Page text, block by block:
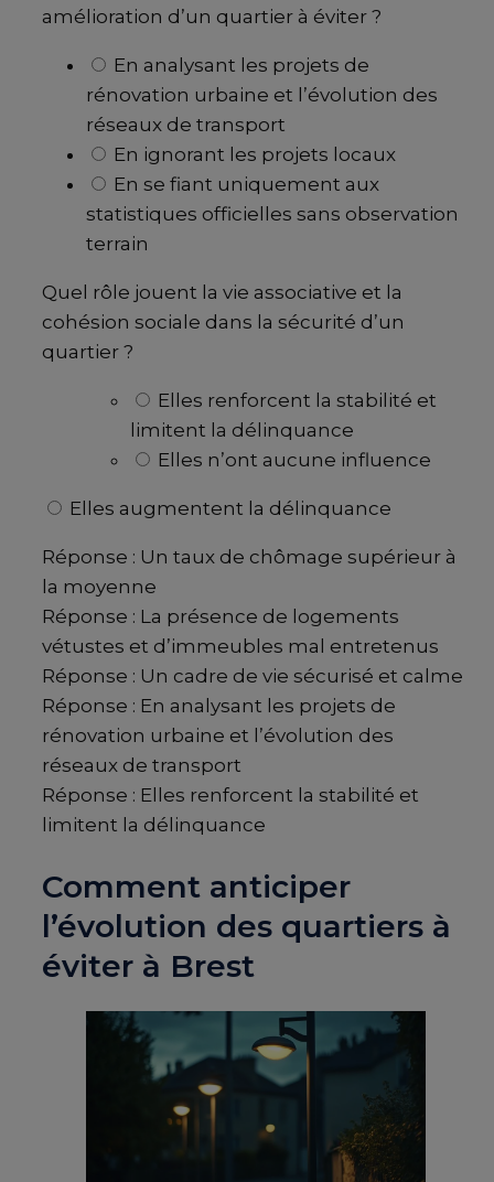
amélioration d’un quartier à éviter ?
En analysant les projets de
rénovation urbaine et l’évolution des
réseaux de transport
En ignorant les projets locaux
En se fiant uniquement aux
statistiques officielles sans observation
terrain
Quel rôle jouent la vie associative et la
cohésion sociale dans la sécurité d’un
quartier ?
Elles renforcent la stabilité et
limitent la délinquance
Elles n’ont aucune influence
Elles augmentent la délinquance
Réponse : Un taux de chômage supérieur à
la moyenne
Réponse : La présence de logements
vétustes et d’immeubles mal entretenus
Réponse : Un cadre de vie sécurisé et calme
Réponse : En analysant les projets de
rénovation urbaine et l’évolution des
réseaux de transport
Réponse : Elles renforcent la stabilité et
limitent la délinquance
Comment anticiper
l’évolution des quartiers à
éviter à Brest